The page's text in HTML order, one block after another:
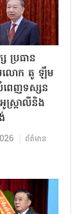
ប្រធាន
មលោក តូ ឡឹម
ពេញទស្សន
អូស្ត្រាលីនិង
ព័ត៌មាន